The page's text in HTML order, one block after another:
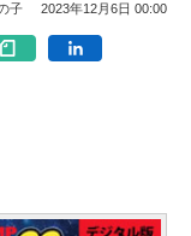
子 2023年12月6日 00:00